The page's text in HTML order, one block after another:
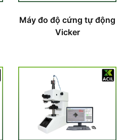
Máy đo độ cứng tự động
Vicker